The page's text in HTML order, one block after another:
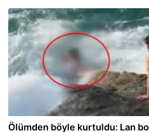
12:59
Ölümden böyle kurtuldu: Lan